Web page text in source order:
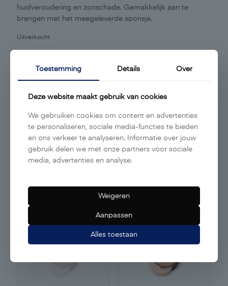
huidveroudering en zonschade. Gemakkelijk aan te
brengen met het meegeleverde sponsje.
Uitverkocht
producten
Inhoud:
Toestemming Details Over
Deze website maakt gebruik van cookies
We gebruiken cookies om content en advertenties
te personaliseren, sociale media-functies te bieden
en ons verkeer te analyseren. Informatie over jouw
gebruik delen we met onze partners voor sociale
media, advertenties en analyse.
Weigeren
Aanpassen
Alles toestaan